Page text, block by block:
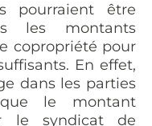
pourraient être
les montants
copropriété pour
En effet,
dans les parties
le montant
le syndicat de